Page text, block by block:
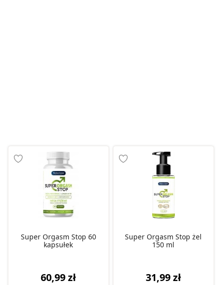
Super Orgasm Stop 60
kapsułek
60,99 zł
Super Orgasm Stop żel
150 ml
31,99 zł